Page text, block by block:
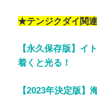
★テンジクダイ関
【永久保存版】イ
着くと光る！
【2023年決定版】